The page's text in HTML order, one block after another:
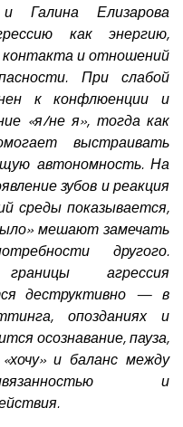
Галина Елизарова
как энергию,
контакта и отношений
При слабой
к конфлюенции и
«я/не я», тогда как
выстраивать
автономность. На
зубов и реакция
среды показывается,
мешают замечать
другого.
агрессия
деструктивно — в
опозданиях и
осознавание, пауза,
и баланс между
и